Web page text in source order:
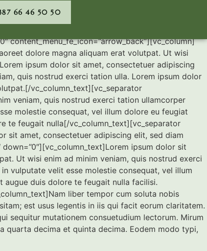
66 46 50 50
content_menu_fe_icon=”arrow_back”][vc_column]
dolore magna aliquam erat volutpat. Ut wisi
ipsum dolor sit amet, consectetuer adipiscing
quis nostrud exerci tation ulla. Lorem ipsum dolor
vc_column_text][vc_separator
veniam, quis nostrud exerci tation ullamcorper
molestie consequat, vel illum dolore eu feugiat
te feugait nulla[/vc_column_text][vc_separator
sit amet, consectetuer adipiscing elit, sed diam
down=”0″][vc_column_text]Lorem ipsum dolor sit
Ut wisi enim ad minim veniam, quis nostrud exerci
vulputate velit esse molestie consequat, vel illum
duis dolore te feugait nulla facilisi.
liber tempor cum soluta nobis
est usus legentis in iis qui facit eorum claritatem.
sequitur mutationem consuetudium lectorum. Mirum
quarta decima et quinta decima. Eodem modo typi,